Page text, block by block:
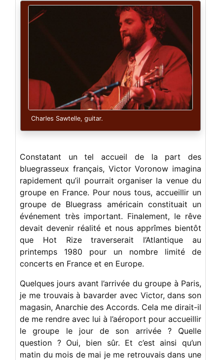
Charles Sawtelle, guitar.
Constatant un tel accueil de la part des
bluegrasseux français, Victor Voronow imagina
rapidement qu’il pourrait organiser la venue du
groupe en France. Pour nous tous, accueillir un
groupe de Bluegrass américain constituait un
événement très important. Finalement, le rêve
devait devenir réalité et nous apprîmes bientôt
que Hot Rize traverserait l’Atlantique au
printemps 1980 pour un nombre limité de
concerts en France et en Europe.
Quelques jours avant l’arrivée du groupe à Paris,
je me trouvais à bavarder avec Victor, dans son
magasin, Anarchie des Accords. Cela me dirait-il
de me rendre avec lui à l’aéroport pour accueillir
le groupe le jour de son arrivée ? Quelle
question ? Oui, bien sûr. Et c’est ainsi qu’un
matin du mois de mai je me retrouvais dans une